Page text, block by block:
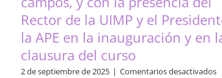
Rector de la UIMP y el
la APE en la inauguración y en
clausura del curso
2 de septiembre de 2025 | Comentarios desactivadosen